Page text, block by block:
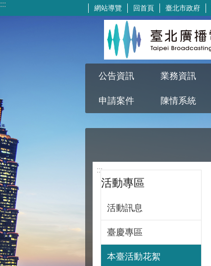
跳到主要內容區塊
::: 網站導覽 回首頁 臺北市政府
公告資訊 業務資訊
申請案件 陳情系統
:::
活動專區
活動訊息
臺慶專區
本臺活動花絮